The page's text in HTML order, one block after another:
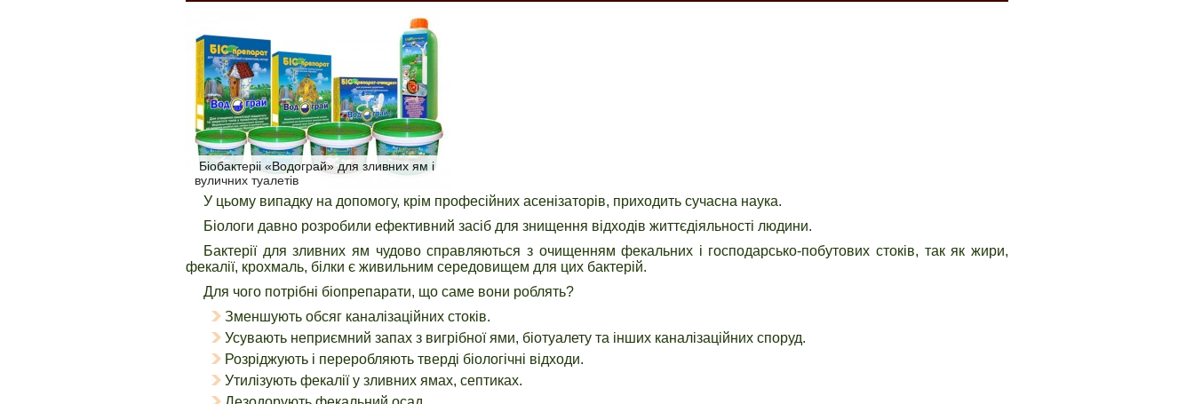
Біобактеріі «Водограй» для зливних ям і
вуличних туалетів
У цьому випадку на допомогу, крім професійних асенізаторів, приходить сучасна наука.
Біологи давно розробили ефективний засіб для знищення відходів життєдіяльності людини.
Бактерії для зливних ям чудово справляються з очищенням фекальних і господарсько-побутових стоків, так як жири,
фекалії, крохмаль, білки є живильним середовищем для цих бактерій.
Для чого потрібні біопрепарати, що саме вони роблять?
Зменшують обсяг каналізаційних стоків.
Усувають неприємний запах з вигрібної ями, біотуалету та інших каналізаційних споруд.
Розріджують і переробляють тверді біологічні відходи.
Утилізують фекалії у зливних ямах, септиках.